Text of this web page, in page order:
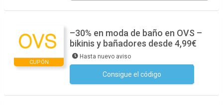
CUPÓN
–30% en moda de baño en OVS –
bikinis y bañadores desde 4,99€
Hasta nuevo aviso
Consigue el código